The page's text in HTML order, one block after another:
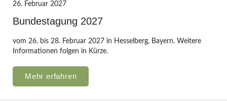
26. Februar 2027
Bundestagung 2027
vom 26. bis 28. Februar 2027 in Hesselberg, Bayern. Weitere
Informationen folgen in Kürze.
Mehr erfahren